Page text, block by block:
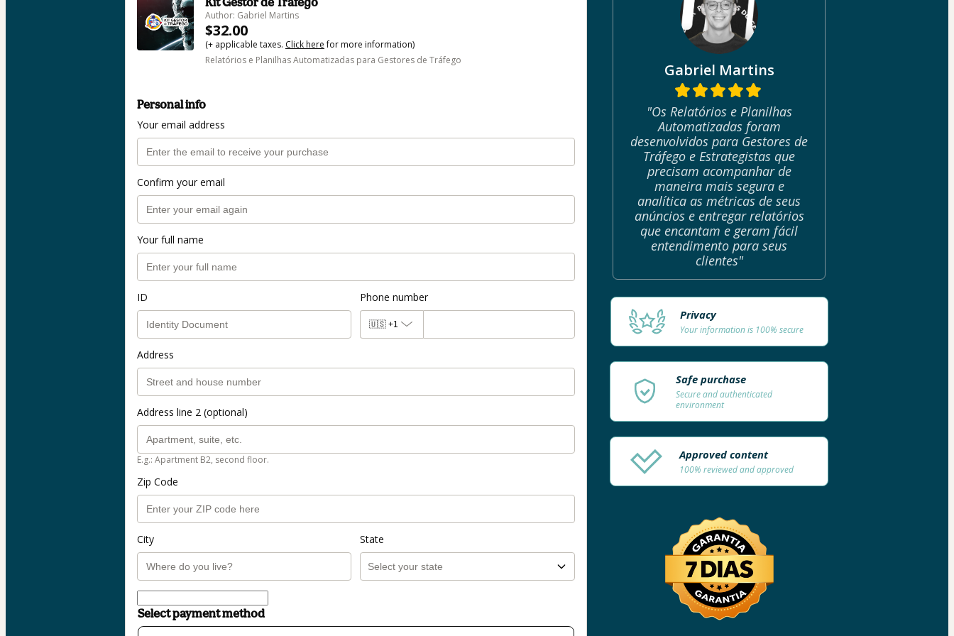
Author: Gabriel Martins
$32.00
(+ applicable taxes. Click herefor more information)
Relatórios e Planilhas Automatizadas para Gestores de Tráfego
Personal info
Your email address
Confirm your email
Your full name
ID Phone number
🇺🇸 +1
Address
Address line 2 (optional)
E.g.: Apartment B2, second floor.
Zip Code
City State
Select payment method
Gabriel Martins
"Os Relatórios e Planilhas
Automatizadas foram
desenvolvidos para Gestores de
Tráfego e Estrategistas que
precisam acompanhar de
maneira mais segura e
analítica as métricas de seus
anúncios e entregar relatórios
que encantam e geram fácil
entendimento para seus
clientes"
Privacy
Your information is 100% secure
Safe purchase
Secure and authenticated
environment
Approved content
100% reviewed and approved